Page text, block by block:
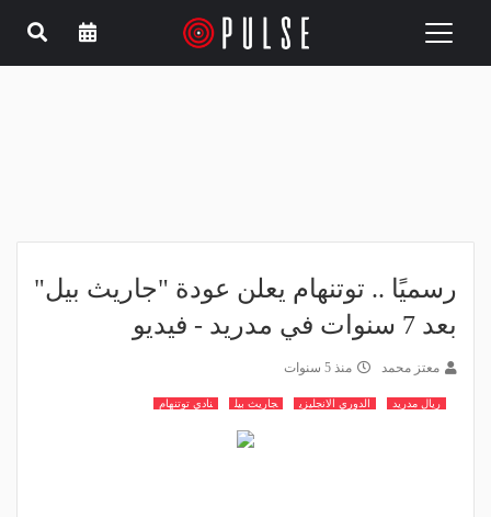
Toggle
رسميًا .. توتنهام يعلن عودة "جاريث بيل"
بعد 7 سنوات في مدريد - فيديو
معتز محمد منذ 5 سنوات
ريال مدريد الدوري الانجليزي جاريث بيل نادي توتنهام